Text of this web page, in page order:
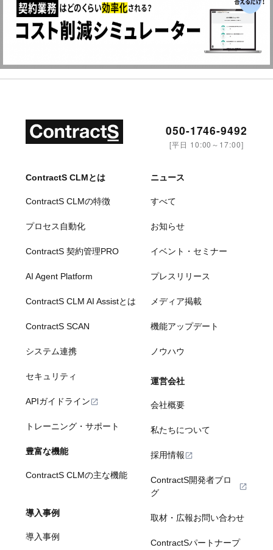
050-1746-9492
[平日 10:00～17:00]
ContractS CLMとは
ContractS CLMの特徴
プロセス自動化
ContractS 契約管理PRO
AI Agent Platform
ContractS CLM AI Assistとは
ContractS SCAN
システム連携
セキュリティ
APIガイドライン
トレーニング・サポート
豊富な機能
ContractS CLMの主な機能
導入事例
導入事例
ニュース
すべて
お知らせ
イベント・セミナー
プレスリリース
メディア掲載
機能アップデート
ノウハウ
運営会社
会社概要
私たちについて
採用情報
ContractS開発者ブロ
グ
取材・広報お問い合わせ
ContractSパートナープ